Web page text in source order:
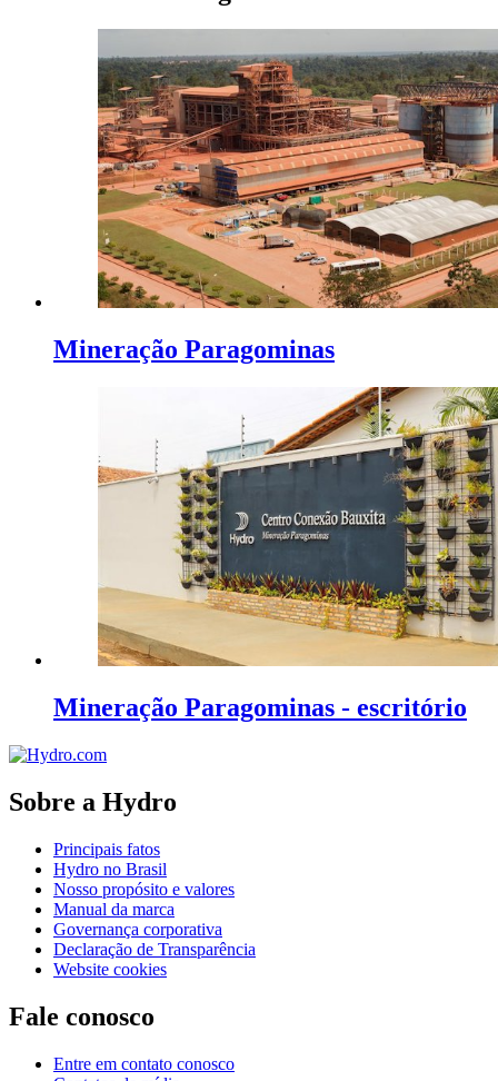
Mineração Paragominas
Mineração Paragominas - escritório
Sobre a Hydro
Principais fatos
Hydro no Brasil
Nosso propósito e valores
Manual da marca
Governança corporativa
Declaração de Transparência
Website cookies
Fale conosco
Entre em contato conosco